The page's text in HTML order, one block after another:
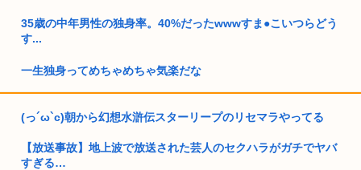
35歳の中年男性の独身率。40%だったwwwすま●こいつらどう
す...
一生独身ってめちゃめちゃ気楽だな
を流行ら...
(っ´ω`c)朝から幻想水滸伝スターリープのリセマラやってる
【放送事故】地上波で放送された芸人のセクハラがガチでヤバ
すぎる…